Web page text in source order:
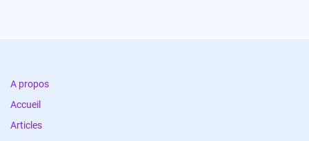
A propos
Accueil
Articles